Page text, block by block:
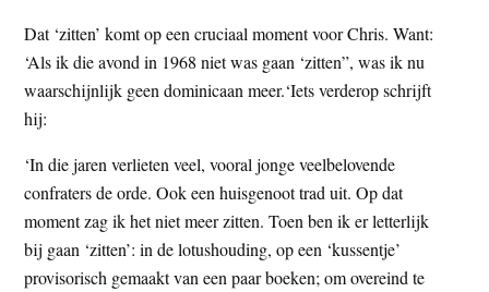
Dat ‘zitten’ komt op een cruciaal moment voor Chris. Want:
‘Als ik die avond in 1968 niet was gaan ‘zitten”, was ik nu
waarschijnlijk geen dominicaan meer.‘Iets verderop schrijft
hij:
‘In die jaren verlieten veel, vooral jonge veelbelovende
confraters de orde. Ook een huisgenoot trad uit. Op dat
moment zag ik het niet meer zitten. Toen ben ik er letterlijk
bij gaan ‘zitten’: in de lotushouding, op een ‘kussentje’
provisorisch gemaakt van een paar boeken; om overeind te